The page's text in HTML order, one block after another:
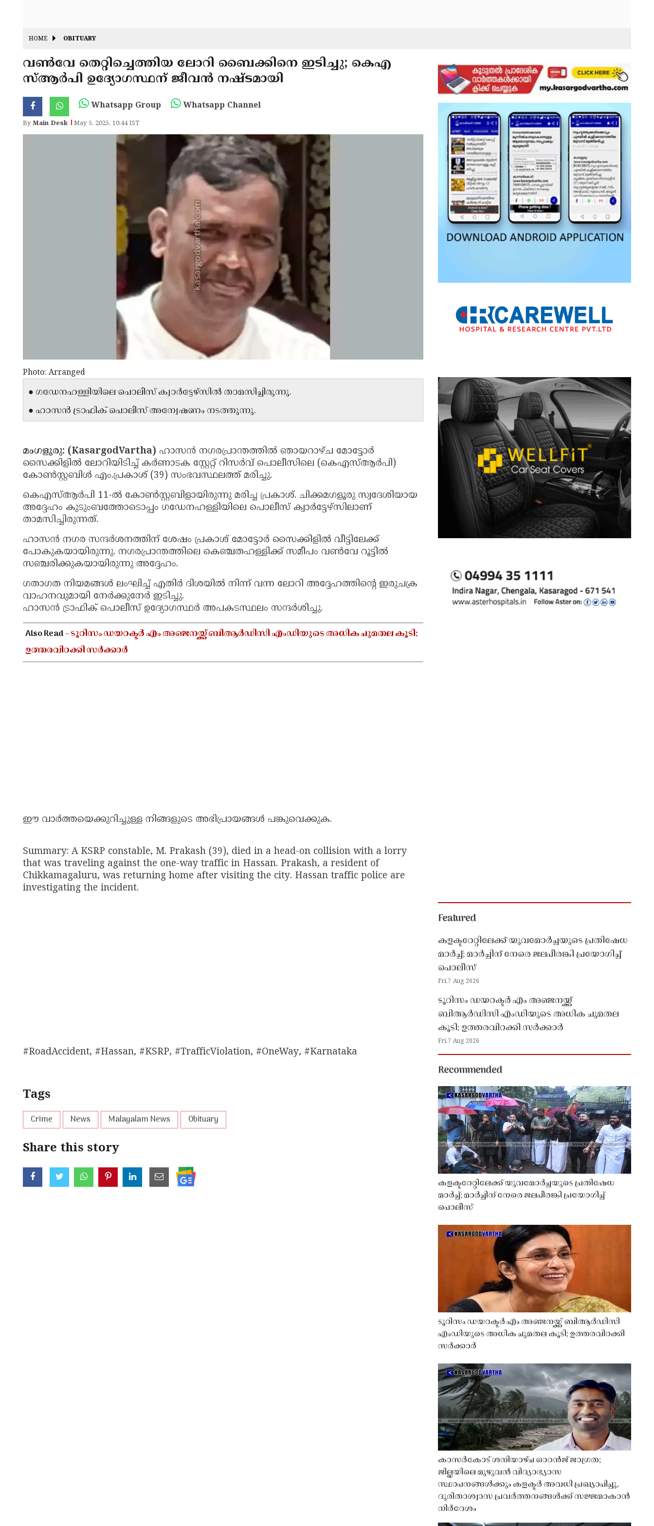
HOME OBITUARY
വൺവേ തെറ്റിച്ചെത്തിയ ലോറി ബൈക്കിനെ ഇടിച്ചു; കെഎ
സ്ആർപി ഉദ്യോഗസ്ഥന് ജീവൻ നഷ്ടമായി
Whatsapp Group Whatsapp Channel
ByMain Desk May 5, 2025, 10:44 IST
Photo: Arranged
● ഗഡേനഹള്ളിയിലെ പൊലീസ് ക്വാർട്ടേഴ്സിൽ താമസിച്ചിരുന്നു.
● ഹാസൻ ട്രാഫിക് പൊലീസ് അന്വേഷണം നടത്തുന്നു.
മംഗളൂരു: (KasargodVartha) ഹാസൻ നഗരപ്രാന്തത്തിൽ ഞായറാഴ്ച മോട്ടോർ
സൈക്കിളിൽ ലോറിയിടിച്ച് കർണാടക സ്റ്റേറ്റ് റിസർവ് പൊലീസിലെ (കെഎസ്ആർപി)
കോൺസ്റ്റബിൾ എം.പ്രകാശ് (39) സംഭവസ്ഥലത്ത് മരിച്ചു.
കെഎസ്ആർപി 11-ൽ കോൺസ്റ്റബിളായിരുന്നു മരിച്ച പ്രകാശ്. ചിക്കമഗളൂരു സ്വദേശിയായ
അദ്ദേഹം കുടുംബത്തോടൊപ്പം ഗഡേനഹള്ളിയിലെ പൊലീസ് ക്വാർട്ടേഴ്‌സിലാണ്
താമസിച്ചിരുന്നത്.
ഹാസൻ നഗര സന്ദർശനത്തിന് ശേഷം പ്രകാശ് മോട്ടോർ സൈക്കിളിൽ വീട്ടിലേക്ക്
പോകുകയായിരുന്നു. നഗരപ്രാന്തത്തിലെ കെഞ്ചതഹള്ളിക്ക് സമീപം വൺവേ റൂട്ടിൽ
സഞ്ചരിക്കുകയായിരുന്നു അദ്ദേഹം.
ഗതാഗത നിയമങ്ങൾ ലംഘിച്ച് എതിർ ദിശയിൽ നിന്ന് വന്ന ലോറി അദ്ദേഹത്തിന്റെ ഇരുചക്ര
വാഹനവുമായി നേർക്കുനേർ ഇടിച്ചു.
ഹാസൻ ട്രാഫിക് പൊലീസ് ഉദ്യോഗസ്ഥർ അപകടസ്ഥലം സന്ദർശിച്ചു.
Also Read -ടൂറിസം ഡയറക്ടർ എം അഞ്ജനയ്ക്ക് ബിആർഡിസി എംഡിയുടെ അധിക ചുമതല കൂടി;
ഉത്തരവിറക്കി സർക്കാർ
ഈ വാർത്തയെക്കുറിച്ചുള്ള നിങ്ങളുടെ അഭിപ്രായങ്ങൾ പങ്കുവെക്കുക.
Summary: A KSRP constable, M. Prakash (39), died in a head-on collision with a lorry
that was traveling against the one-way traffic in Hassan. Prakash, a resident of
Chikkamagaluru, was returning home after visiting the city. Hassan traffic police are
investigating the incident.
#RoadAccident, #Hassan, #KSRP, #TrafficViolation, #OneWay, #Karnataka
Tags
Crime News Malayalam News Obituary
Share this story
Featured
കളക്ടറേറ്റിലേക്ക് യുവമോർച്ചയുടെ പ്രതിഷേധ
മാർച്ച്; മാർച്ചിന് നേരെ ജലപീരങ്കി പ്രയോഗിച്ച്
പൊലീസ്
Fri,7 Aug 2026
ടൂറിസം ഡയറക്ടർ എം അഞ്ജനയ്ക്ക്
ബിആർഡിസി എംഡിയുടെ അധിക ചുമതല
കൂടി; ഉത്തരവിറക്കി സർക്കാർ
Fri,7 Aug 2026
Recommended
കളക്ടറേറ്റിലേക്ക് യുവമോർച്ചയുടെ പ്രതിഷേധ
മാർച്ച്; മാർച്ചിന് നേരെ ജലപീരങ്കി പ്രയോഗിച്ച്
പൊലീസ്
ടൂറിസം ഡയറക്ടർ എം അഞ്ജനയ്ക്ക് ബിആർഡിസി
എംഡിയുടെ അധിക ചുമതല കൂടി; ഉത്തരവിറക്കി
സർക്കാർ
കാസർകോട് ശനിയാഴ്ച ഓറൻജ് ജാഗ്രത;
ജില്ലയിലെ മുഴുവൻ വിദ്യാഭ്യാസ
സ്ഥാപനങ്ങൾക്കും കളക്ടർ അവധി പ്രഖ്യാപിച്ചു,
ദുരിതാശ്വാസ പ്രവർത്തനങ്ങൾക്ക് സജ്ജമാകാൻ
നിർദേശം